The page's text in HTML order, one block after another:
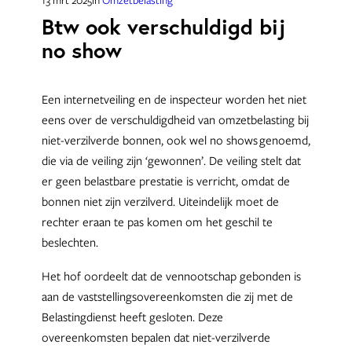
Btw ook verschuldigd bij
no show
Een internetveiling en de inspecteur worden het niet
eens over de verschuldigdheid van omzetbelasting bij
niet-verzilverde bonnen, ook wel no shows genoemd,
die via de veiling zijn ‘gewonnen’. De veiling stelt dat
er geen belastbare prestatie is verricht, omdat de
bonnen niet zijn verzilverd. Uiteindelijk moet de
rechter eraan te pas komen om het geschil te
beslechten.
Het hof oordeelt dat de vennootschap gebonden is
aan de vaststellingsovereenkomsten die zij met de
Belastingdienst heeft gesloten. Deze
overeenkomsten bepalen dat niet-verzilverde